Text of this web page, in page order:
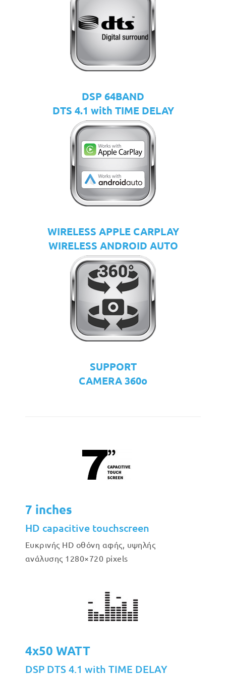
DSP 64BAND
DTS 4.1 with TIME DELAY
WIRELESS APPLE CARPLAY
WIRELESS ANDROID AUTO
SUPPORT
CAMERA 360o
7 inches
HD capacitive touchscreen
Ευκρινής HD οθόνη αφής, υψηλής
ανάλυσης 1280×720 pixels
4x50 WATT
DSP DTS 4.1 with TIME DELAY